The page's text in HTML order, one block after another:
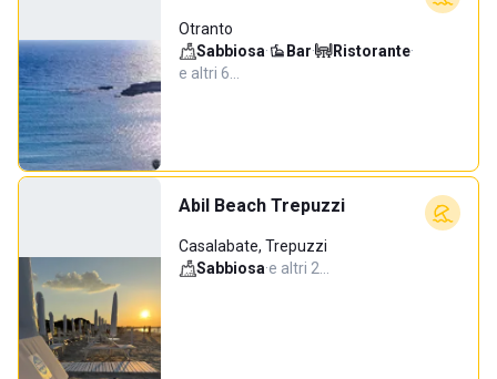
Otranto
Sabbiosa· Bar· Ristorante·
e altri 6…
Abil Beach Trepuzzi
Casalabate, Trepuzzi
Sabbiosa·e altri 2…